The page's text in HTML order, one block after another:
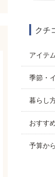
クチ
アイテ
季節・
暮らし
おすす
予算か